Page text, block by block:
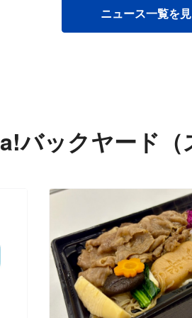
ニュース一覧を
バックヤード（